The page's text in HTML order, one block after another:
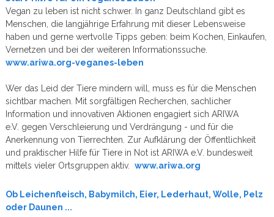
Vegan zu leben ist nicht schwer. In ganz Deutschland gibt es
Menschen, die langjährige Erfahrung mit dieser Lebensweise
haben und gerne wertvolle Tipps geben: beim Kochen, Einkaufen,
Vernetzen und bei der weiteren Informationssuche.
www.ariwa.org-veganes-leben
Wer das Leid der Tiere mindern will, muss es für die Menschen
sichtbar machen. Mit sorgfältigen Recherchen, sachlicher
Information und innovativen Aktionen engagiert sich ARIWA
e.V. gegen Verschleierung und Verdrängung - und für die
Anerkennung von Tierrechten. Zur Aufklärung der Öffentlichkeit
und praktischer Hilfe für Tiere in Not ist ARIWA e.V. bundesweit
mittels vieler Ortsgruppen aktiv. www.ariwa.org
Ob Leichenfleisch, Babymilch, Eier, Lederhaut, Wolle, Pelz
oder Daunen ...